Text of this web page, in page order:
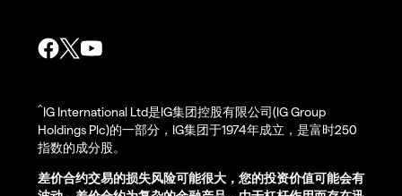
^IG International Ltd是IG集团控股有限公司(IG Group
Holdings Plc)的一部分，IG集团于1974年成立，是富时250
指数的成分股。
差价合约交易的损失风险可能很大，您的投资价值可能会有